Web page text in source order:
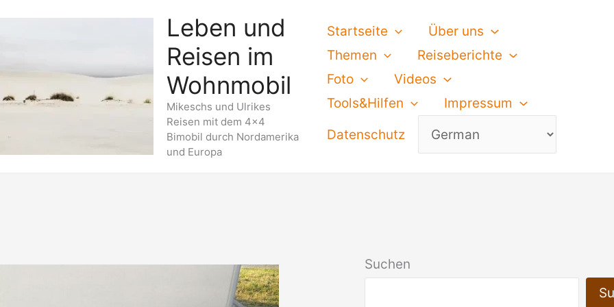
Leben und
Reisen im
Wohnmobil
Mikeschs und Ulrikes
Reisen mit dem 4x4
Bimobil durch Nordamerika
und Europa
Startseite
Über uns
Themen
Reiseberichte
Foto
Videos
Tools&Hilfen
Impressum
Datenschutz
Suchen